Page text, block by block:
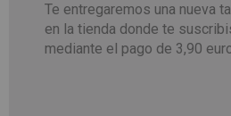
Te entregaremos una nueva
en la tienda donde te
mediante el pago de 3,90